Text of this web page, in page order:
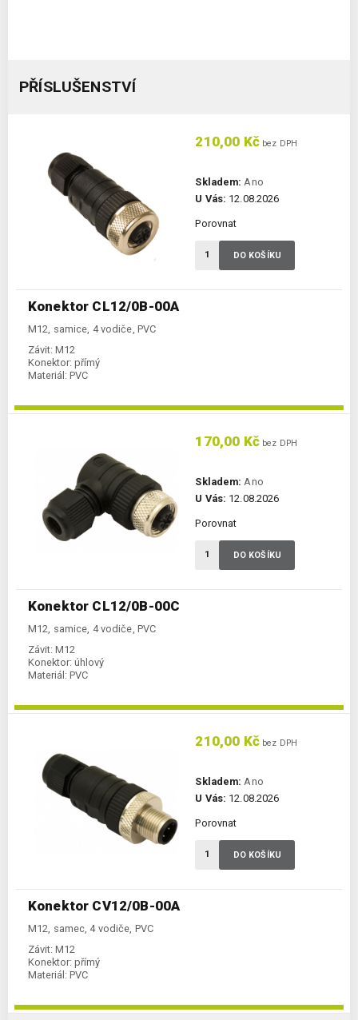
PŘÍSLUŠENSTVÍ
Konektor CL12/0B-00A
M12, samice, 4 vodiče, PVC
Závit: M12
Konektor: přímý
Materiál: PVC
210,00 Kč bez DPH
Skladem: Ano
U Vás: 12.08.2026
Porovnat
DO KOŠÍKU
Konektor CL12/0B-00C
M12, samice, 4 vodiče, PVC
Závit: M12
Konektor: úhlový
Materiál: PVC
170,00 Kč bez DPH
Skladem: Ano
U Vás: 12.08.2026
Porovnat
DO KOŠÍKU
Konektor CV12/0B-00A
M12, samec, 4 vodiče, PVC
Závit: M12
Konektor: přímý
Materiál: PVC
210,00 Kč bez DPH
Skladem: Ano
U Vás: 12.08.2026
Porovnat
DO KOŠÍKU